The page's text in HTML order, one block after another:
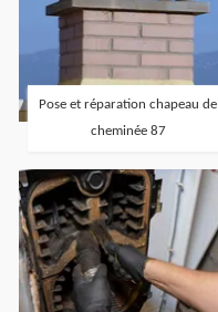
Pose et réparation chapeau de
cheminée 87